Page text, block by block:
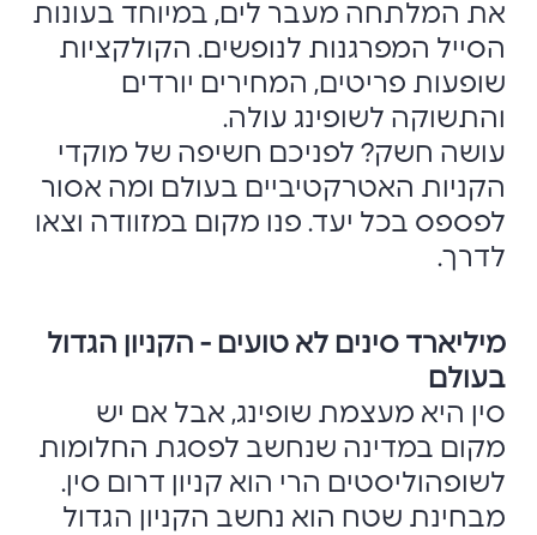
את המלתחה מעבר לים, במיוחד בעונות
הסייל המפרגנות לנופשים. הקולקציות
שופעות פריטים, המחירים יורדים
והתשוקה לשופינג עולה.
עושה חשק? לפניכם חשיפה של מוקדי
הקניות האטרקטיביים בעולם ומה אסור
לפספס בכל יעד. פנו מקום במזוודה וצאו
לדרך.
מיליארד סינים לא טועים - הקניון הגדול
בעולם
סין היא מעצמת שופינג, אבל אם יש
מקום במדינה שנחשב לפסגת החלומות
לשופהוליסטים הרי הוא קניון דרום סין.
מבחינת שטח הוא נחשב הקניון הגדול